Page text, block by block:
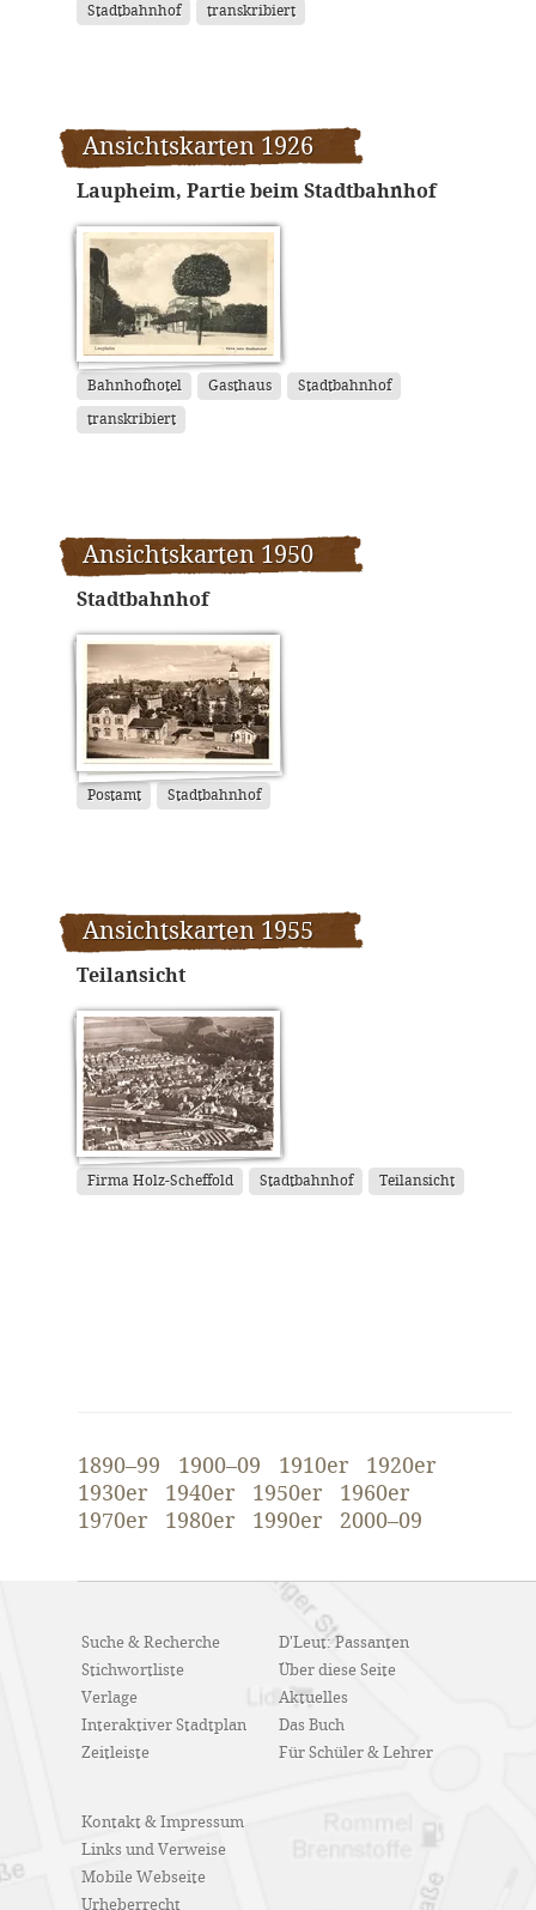
Stadtbahnhof transkribiert
Ansichtskarten 1926
Laupheim, Partie beim Stadtbahnhof
Bahnhofhotel Gasthaus Stadtbahnhof
transkribiert
Ansichtskarten 1950
Stadtbahnhof
Postamt Stadtbahnhof
Ansichtskarten 1955
Teilansicht
Firma Holz-Scheffold Stadtbahnhof Teilansicht
1890–99 1900–09 1910er
1920er
1930er
1940er 1950er
1960er
1970er
1980er 1990er 2000–09
Suche & Recherche
Stichwortliste
Verlage
Interaktiver Stadtplan
Zeitleiste
D'Leut: Passanten
Über diese Seite
Aktuelles
Das Buch
Für Schüler & Lehrer
Kontakt & Impressum
Links und Verweise
Mobile Webseite
Urheberrecht